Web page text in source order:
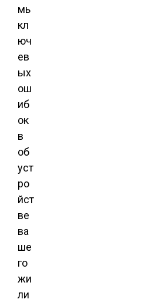
мь
кл
юч
ев
ых
ош
иб
ок
в
об
уст
ро
йст
ве
ва
ше
го
жи
ли